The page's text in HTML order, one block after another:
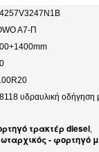
A7-Π
υδραυλική οδήγηση
τρακτέρ diesel,
- φορτηγό